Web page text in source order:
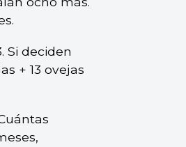
Si deciden
+ 13 ovejas